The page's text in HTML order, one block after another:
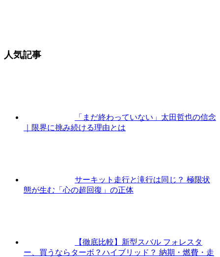
人気記事
「まだ終わっていない」太田哲也の信念
｜限界に挑み続ける理由とは
サーキット走行と滝行は同じ？ 極限状
態が生む「心の超回復」の正体
【徹底比較】新型スバル フォレスタ
ー、買うならターボ？ハイブリッド？ 納期・燃費・走